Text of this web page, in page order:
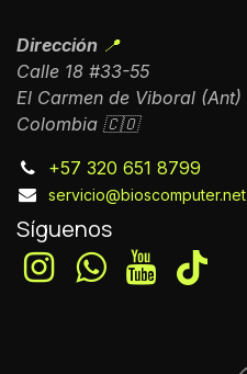
Dirección 📍
Calle 18 #33-55
El Carmen de Viboral (Ant)
Colombia 🇨🇴
+57 320 651 8799
servicio@bioscomputer.net
Síguenos